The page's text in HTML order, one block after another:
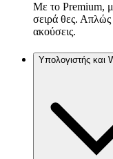
Με το Premium,
σειρά θες. Απλώς
ακούσεις.
Υπολογιστής και